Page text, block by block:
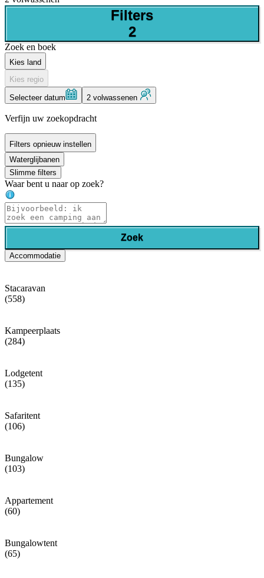
Filters
2
Zoek en boek
Kies land
Kies regio
Selecteer datum 2 volwassenen
Verfijn uw zoekopdracht
Filters opnieuw instellen
Waterglijbanen
Slimme filters
Waar bent u naar op zoek?
Zoek
Accommodatie
Stacaravan
(558)
Kampeerplaats
(284)
Lodgetent
(135)
Safaritent
(106)
Bungalow
(103)
Appartement
(60)
Bungalowtent
(65)